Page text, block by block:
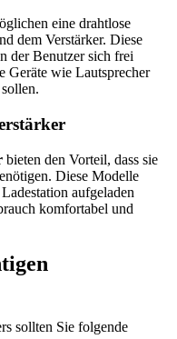
eine drahtlose
dem Verstärker. Diese
der Benutzer sich frei
Geräte wie Lautsprecher
bieten den Vorteil, dass sie
Diese Modelle
aufgeladen
komfortabel und
sollten Sie folgende